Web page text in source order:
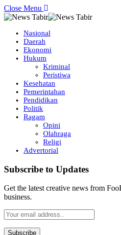
Close Menu
Nasional
Daerah
Ekonomi
Hukum
Kriminal
Peristiwa
Kesehatan
Pemerintahan
Pendidikan
Politik
Ragam
Opini
Olahraga
Religi
Advertorial
Subscribe to Updates
Get the latest creative news from
business.